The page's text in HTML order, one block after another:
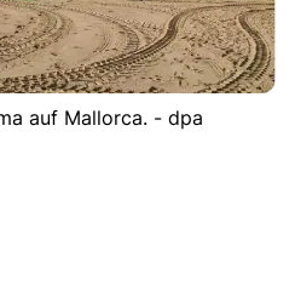
auf Mallorca. - dpa